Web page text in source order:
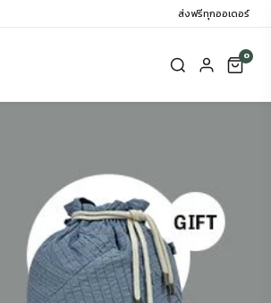
ส่งฟรีทุกออเดอร์
0